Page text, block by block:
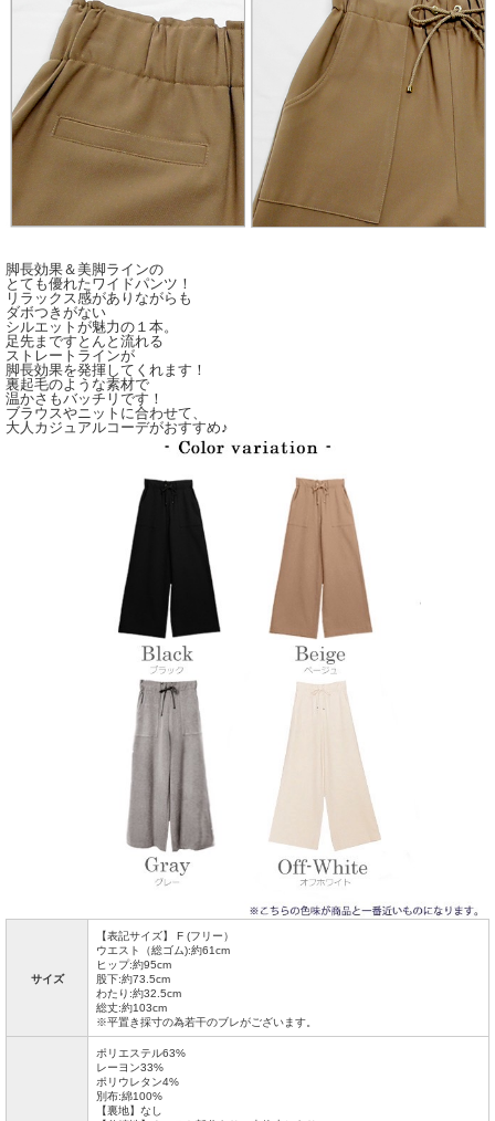
脚長効果＆美脚ラインの
とても優れたワイドパンツ！
リラックス感がありながらも
ダボつきがない
シルエットが魅力の１本。
足先まですとんと流れる
ストレートラインが
脚長効果を発揮してくれます！
裏起毛のような素材で
温かさもバッチリです！
ブラウスやニットに合わせて、
大人カジュアルコーデがおすすめ♪
サイズ
【表記サイズ】 F (フリー）
ウエスト（総ゴム):約61cm
ヒップ:約95cm
股下:約73.5cm
わたり:約32.5cm
総丈:約103cm
※平置き採寸の為若干のブレがございます。
ポリエステル63%
レーヨン33%
ポリウレタン4%
別布:綿100%
【裏地】なし